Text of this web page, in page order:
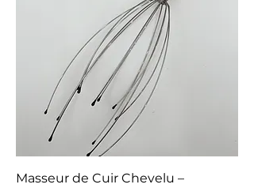
Masseur de Cuir Chevelu –